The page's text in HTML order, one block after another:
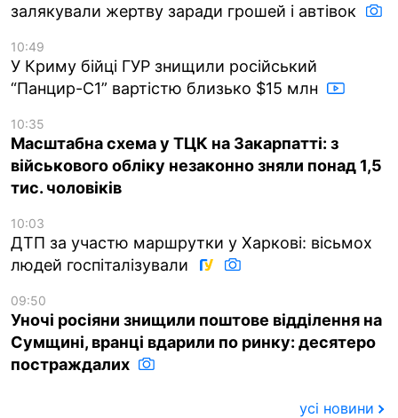
залякували жертву заради грошей і автівок
10:49
У Криму бійці ГУР знищили російський
“Панцир-С1” вартістю близько $15 млн
10:35
Масштабна схема у ТЦК на Закарпатті: з
військового обліку незаконно зняли понад 1,5
тис. чоловіків
10:03
ДТП за участю маршрутки у Харкові: вісьмох
людей госпіталізували
09:50
Уночі росіяни знищили поштове відділення на
Сумщині, вранці вдарили по ринку: десятеро
постраждалих
усі новини